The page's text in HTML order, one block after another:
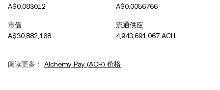
A$0.083012
A$0.0056766
市值
A$30,882,168
流通供应
4,943,691,067 ACH
阅读更多： Alchemy Pay (ACH) 价格